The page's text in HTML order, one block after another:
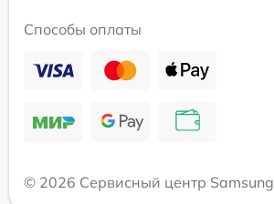
Способы оплаты
© 2026 Сервисный центр Samsung